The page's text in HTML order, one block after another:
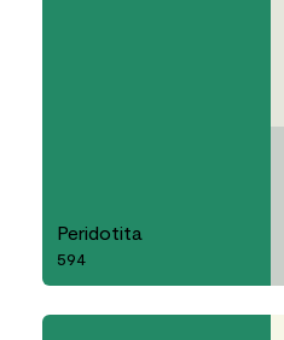
Peridotita
594